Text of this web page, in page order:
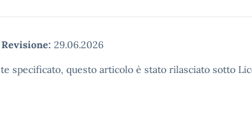
Revisione: 29.06.2026
specificato, questo articolo è stato rilasciato sotto